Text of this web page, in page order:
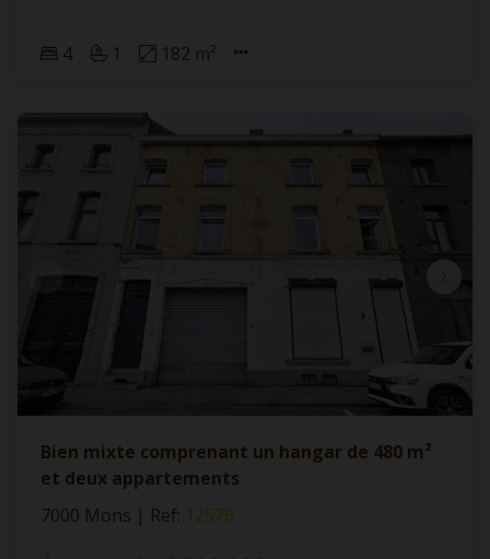
4 1 182 m²
Bien mixte comprenant un hangar de 480 m²
et deux appartements
7000 Mons | Ref: 12576